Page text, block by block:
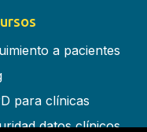
a pacientes
para clínicas
datos clínicos